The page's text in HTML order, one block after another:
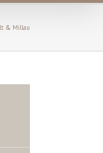
& Millau